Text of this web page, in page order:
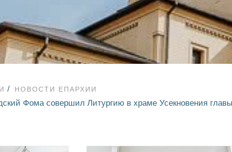
НОВОСТИ ЕПАРХИИ
Фома совершил Литургию в храме Усекновения